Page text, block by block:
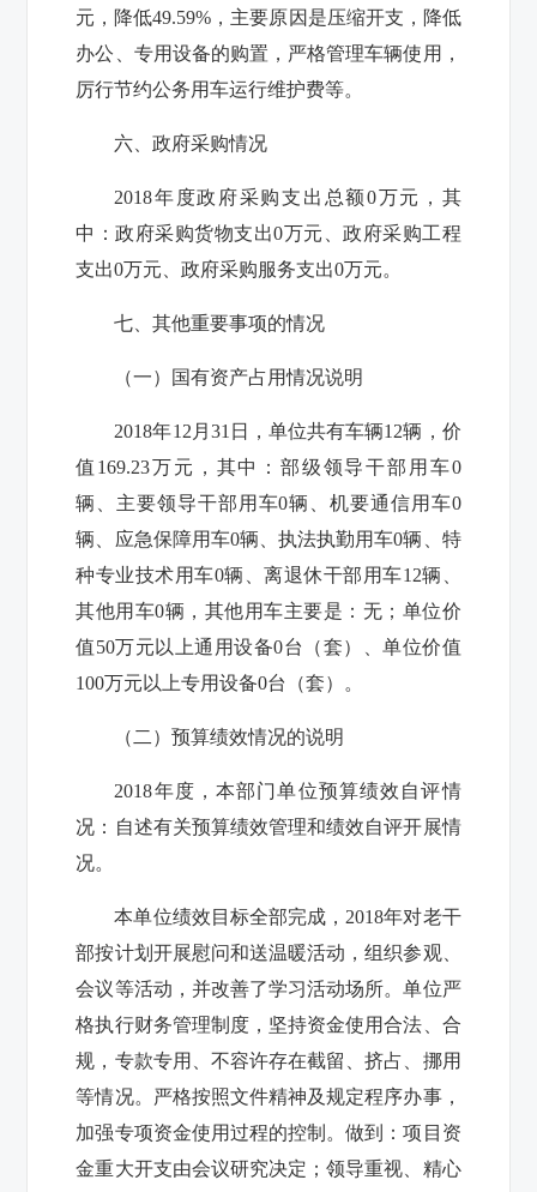
元，降低49.59% ，主要原因是压缩开支，降低
办公、专用设备的购置， 严格管理车辆使用，
厉行节约公务用车运行维护费等。
六、政府采购情况
2018年度政府采购支出总额0万元，其
中：政府采购货物支出0万元、政府采购工程
支出0万元、政府采购服务支出0万元。
七、其他重要事项的情况
（一）国有资产占用情况说明
2018年12 月 31 日 ，单位共有车辆12辆，价
值 169.23万元，其中：部级领导干部用车0
辆、主要领导干部用车0辆、机要通信用车0
辆、应急保障用车0辆、执法执勤用车0辆、特
种专业技术用车0辆、离退休干部用车12辆、
其他用车0辆，其他用车主要是：无；单位价
值50万元以上通用设备0台（套）、单位价值
100万元以上专用设备0台（套）。
（二）预算绩效情况的说明
2018年度，本部门单位预算绩效自评情
况：自述有关预算绩效管理和绩效自评开展情
况。
本单位绩效目标全部完成， 2018年对老干
部按计划开展慰问和送温暖活动，组织参观、
会议等活动，并改善了学习活动场所。单位严
格执行财务管理制度，坚持资金使用合法、合
规，专款专用、不容许存在截留、挤占、挪用
等情况。严格按照文件精神及规定程序办事，
加强专项资金使用过程的控制。做到：项目资
金重大开支由会议研究决定；领导重视、精心